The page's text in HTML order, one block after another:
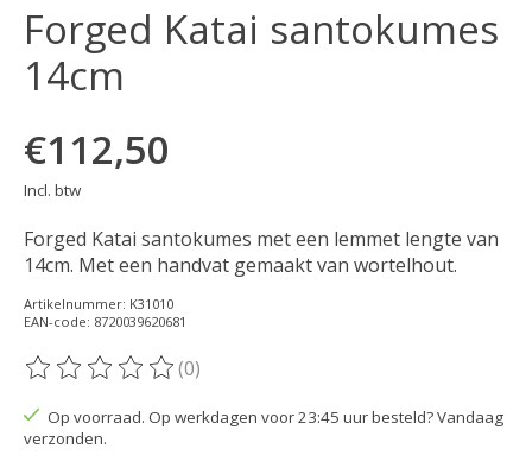
Forged Katai santokumes
14cm
€112,50
Incl. btw
Forged Katai santokumes met een lemmet lengte van
14cm. Met een handvat gemaakt van wortelhout.
Artikelnummer: K31010
EAN-code: 8720039620681
De beoordeling van dit product is
(0)
Op voorraad. Op werkdagen voor 23:45 uur besteld? Vandaag
verzonden.